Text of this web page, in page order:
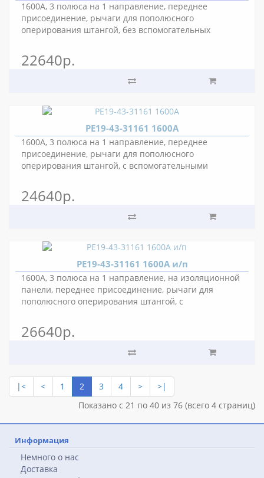
1600А, 3 полюса на 1 направление, переднее
присоединение, рычаги для пополюсного
оперирования штангой, без вспомогательных
22640р.
РЕ19-43-31161 1600А
1600А, 3 полюса на 1 направление, переднее
присоединение, рычаги для пополюсного
оперирования штангой, с вспомогательными
24640р.
РЕ19-43-31161 1600А и/п
1600А, 3 полюса на 1 направление, на изоляционной
панели, переднее присоединение, рычаги для
пополюсного оперирования штангой, с
расстояние 80 мм.
26640р.
|< < 1 2 3 4 >
>|
Показано с 21 по 40 из 76 (всего 4 страниц)
Информация
Немного о нас
Доставка